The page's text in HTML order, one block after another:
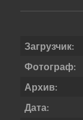
Загрузчик:
Фотограф:
Архив:
Дата: